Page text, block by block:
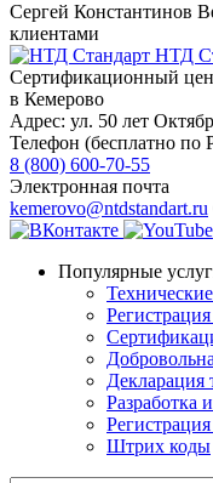
Сергей Константинов
клиентами
НТД
Сертификационный
в Кемерово
Адрес: ул. 50 лет
Телефон (бесплатно по
8 (800) 600-70-55
Электронная почта
kemerovo@ntdstandart.ru
Популярные
Декларация
Штрих коды